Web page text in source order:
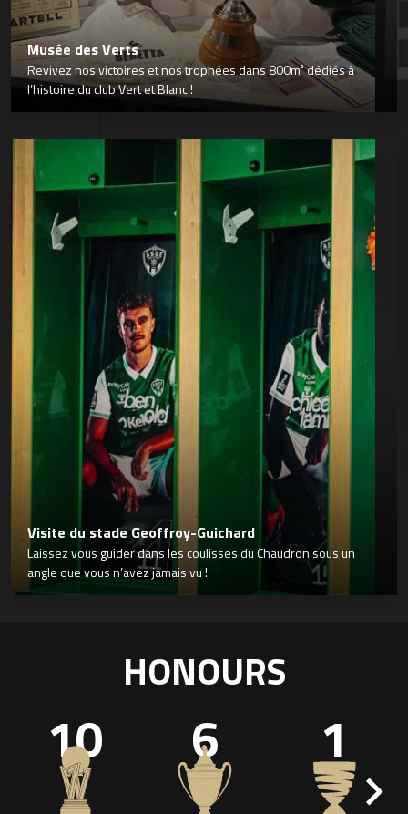
Musée des Verts
Revivez nos victoires et nos trophées dans 800m² dédiés à
l’histoire du club Vert et Blanc !
Visite du stade Geoffroy-Guichard
Laissez vous guider dans les coulisses du Chaudron sous un
angle que vous n’avez jamais vu !
HONOURS
10 6 1